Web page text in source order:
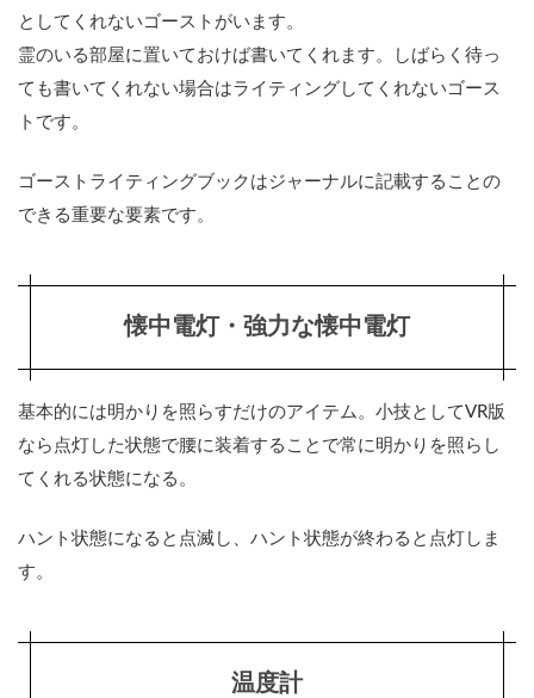
としてくれないゴーストがいます。
霊のいる部屋に置いておけば書いてくれます。しばらく待っ
ても書いてくれない場合はライティングしてくれないゴース
トです。
ゴーストライティングブックはジャーナルに記載することの
できる重要な要素です。
懐中電灯・強力な懐中電灯
基本的には明かりを照らすだけのアイテム。小技としてVR版
なら点灯した状態で腰に装着することで常に明かりを照らし
てくれる状態になる。
ハント状態になると点滅し、ハント状態が終わると点灯しま
す。
温度計